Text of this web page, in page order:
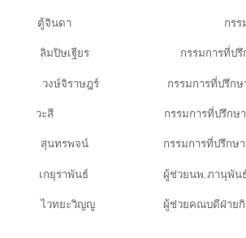
า ตู้จินดา กรรมการที่ปรึก
ลิมปิษเฐียร กรรมการที่ปรึก
งษ์จิราษฎร์ กรรมการที่ปรึกษ
งษ์ วะสี กรรมการที่ปรึกษา
สุนทรพจน์ กรรมการที่ปรึกษา
เกยุราพันธ์ ผู้ช่วยนพ.ภานุพันธ์ ท
วทยะวิญญู ผู้ช่วยคณบดีฝ่ายกิจกา